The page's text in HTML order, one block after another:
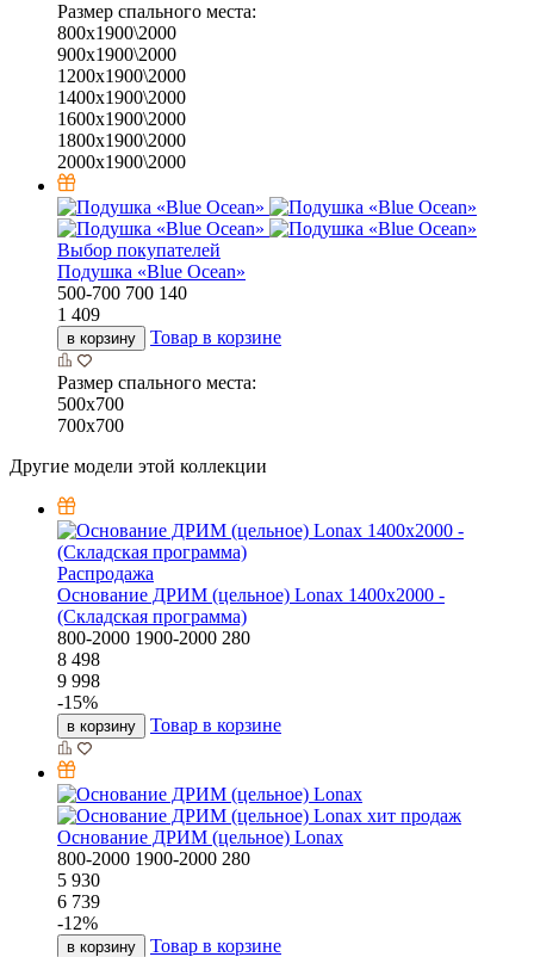
Размер спального места:
800х1900\2000
900х1900\2000
1200х1900\2000
1400х1900\2000
1600х1900\2000
1800х1900\2000
2000х1900\2000
Выбор покупателей
Подушка «Bluе Ocean»
500-700 700 140
1 409
в корзину Товар в корзине
Размер спального места:
500х700
700х700
Другие модели этой коллекции
Распродажа
Основание ДРИМ (цельное) Lonax 1400х2000 -
(Складская программа)
800-2000 1900-2000 280
8 498
9 998
-15%
в корзину Товар в корзине
хит продаж
Основание ДРИМ (цельное) Lonax
800-2000 1900-2000 280
5 930
6 739
-12%
в корзину Товар в корзине